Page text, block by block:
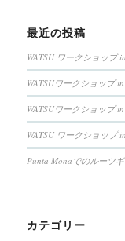
最近の投稿
WATSU ワークショップ
WATSUワークショップ
WATSUワークショップ
WATSU ワークショップ
Punta Monaでのルーツ
カテゴリー